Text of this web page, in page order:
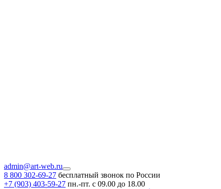
admin@art-web.ru
8 800 302-69-27 бесплатный звонок по России
+7 (903) 403-59-27 пн.-пт. с 09.00 до 18.00